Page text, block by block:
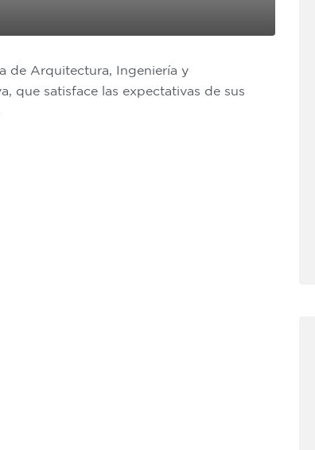
de Arquitectura, Ingeniería y
que satisface las expectativas de sus